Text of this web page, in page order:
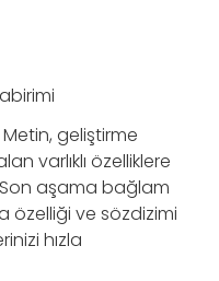
geliştirme
varlıklı özelliklere
aşama bağlam
ve sözdizimi
hızla